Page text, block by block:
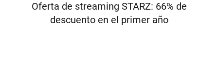
Oferta de streaming STARZ: 66% de
descuento en el primer año